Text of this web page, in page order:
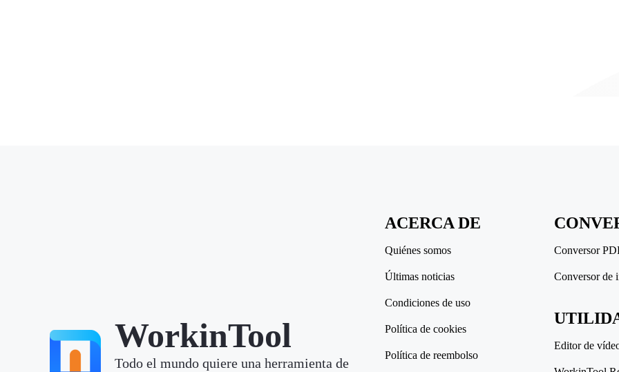
WorkinTool
Todo el mundo quiere una herramienta de
ACERCA DE
Quiénes somos
Últimas noticias
Condiciones de uso
Política de cookies
Política de reembolso
Conversor
Conversor de
Editor de